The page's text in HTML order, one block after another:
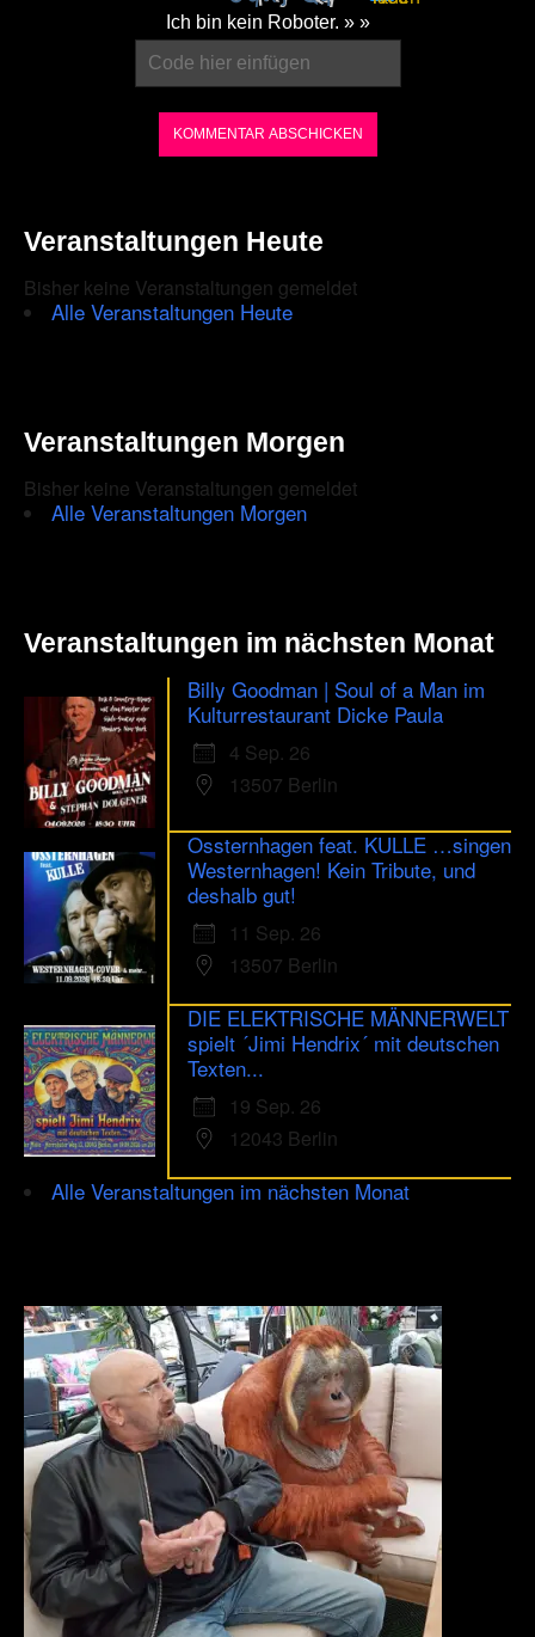
the
to
are
human.
Ich bin kein Roboter. » »
Veranstaltungen Heute
Bisher keine Veranstaltungen gemeldet
Alle Veranstaltungen Heute
Veranstaltungen Morgen
Bisher keine Veranstaltungen gemeldet
Alle Veranstaltungen Morgen
Veranstaltungen im nächsten Monat
Billy Goodman | Soul of a Man im
Kulturrestaurant Dicke Paula
4 Sep. 26
13507 Berlin
Ossternhagen feat. KULLE …singen
Westernhagen! Kein Tribute, und
deshalb gut!
11 Sep. 26
13507 Berlin
DIE ELEKTRISCHE MÄNNERWELT
spielt ´Jimi Hendrix´ mit deutschen
Texten...
19 Sep. 26
12043 Berlin
Alle Veranstaltungen im nächsten Monat